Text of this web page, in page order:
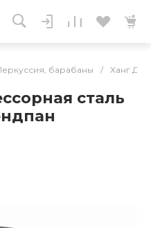
барабаны / Ханг
сталь